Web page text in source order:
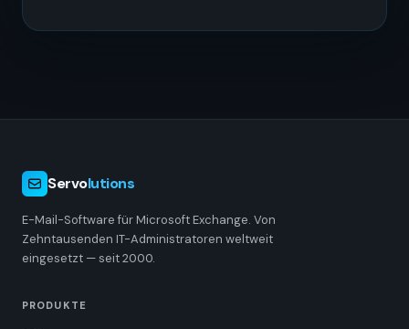
Servolutions
E-Mail-Software für Microsoft Exchange. Von
Zehntausenden IT-Administratoren weltweit
eingesetzt — seit 2000.
PRODUKTE